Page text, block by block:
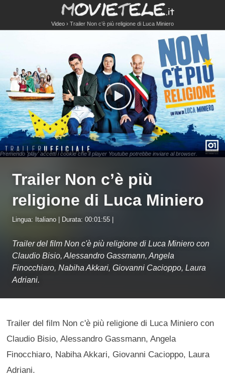
Video Trailer Non c’è più religione di Luca Miniero
Premendo 'play' accetti i cookie che il player Youtube potrebbe inviare al browser.
Trailer Non c’è più
religione di Luca Miniero
Lingua: Italiano | Durata: 00:01:55 |
Trailer del film Non c'è più religione di Luca Miniero con
Claudio Bisio, Alessandro Gassmann, Angela
Finocchiaro, Nabiha Akkari, Giovanni Cacioppo, Laura
Adriani.
Trailer del film Non c'è più religione di Luca Miniero con
Claudio Bisio, Alessandro Gassmann, Angela
Finocchiaro, Nabiha Akkari, Giovanni Cacioppo, Laura
Adriani.